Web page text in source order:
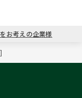
お考えの企業様